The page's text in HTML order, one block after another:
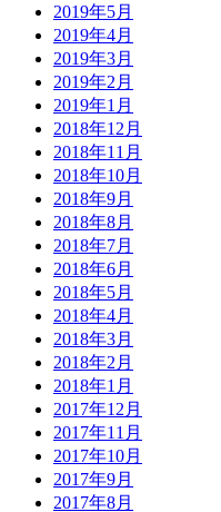
2019年5月
2019年4月
2019年3月
2019年2月
2019年1月
2018年12月
2018年11月
2018年10月
2018年9月
2018年8月
2018年7月
2018年6月
2018年5月
2018年4月
2018年3月
2018年2月
2018年1月
2017年12月
2017年11月
2017年10月
2017年9月
2017年8月